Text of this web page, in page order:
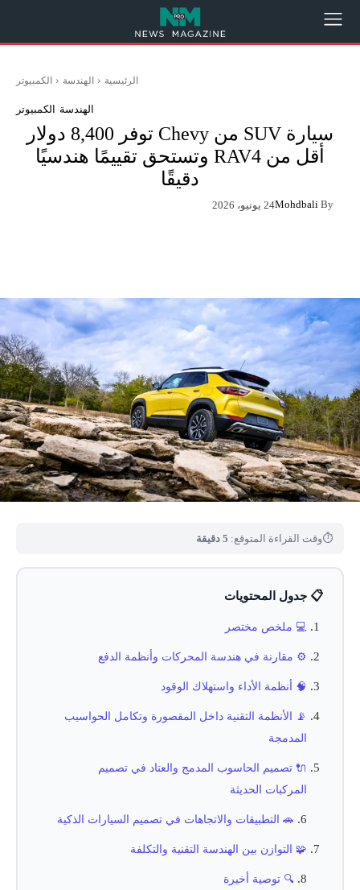
الرئيسية الهندسة الكمبيوتر
الهندسة الكمبيوتر
سيارة SUV من Chevy توفر 8,400 دولار
أقل من RAV4 وتستحق تقييمًا هندسيًا
دقيقًا
By
Mohdbali24 يونيو، 2026
⏱وقت القراءة المتوقع: 5 دقيقة
📋 جدول المحتويات
💻 ملخص مختصر
⚙️ مقارنة في هندسة المحركات وأنظمة الدفع
🧠 أنظمة الأداء واستهلاك الوقود
📡 الأنظمة التقنية داخل المقصورة وتكامل الحواسيب
المدمجة
🔌 تصميم الحاسوب المدمج والعتاد في تصميم
المركبات الحديثة
🚗 التطبيقات والاتجاهات في تصميم السيارات الذكية
🧩 التوازن بين الهندسة التقنية والتكلفة
🔍 توصية أخيرة